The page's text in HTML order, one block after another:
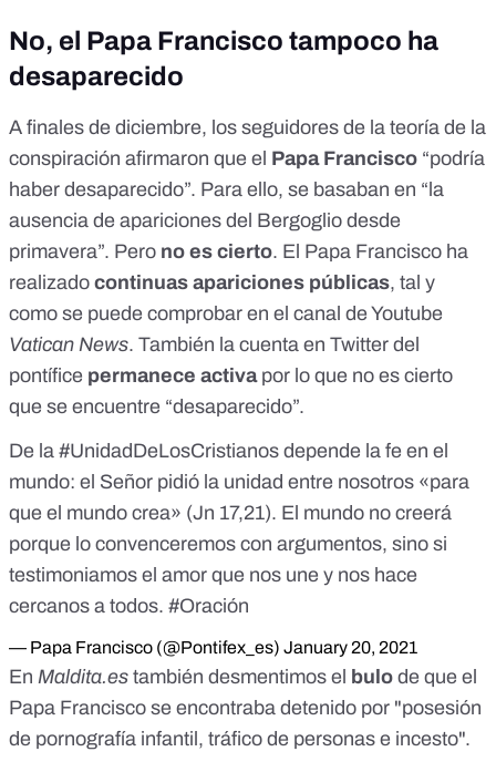
No, el Papa Francisco tampoco ha
desaparecido
A finales de diciembre, los seguidores de la teoría de la
conspiración afirmaron que el Papa Francisco “podría
haber desaparecido”. Para ello, se basaban en “la
ausencia de apariciones del Bergoglio desde
primavera”. Pero no es cierto. El Papa Francisco ha
realizado continuas apariciones públicas, tal y
como se puede comprobar en el canal de Youtube
Vatican News. También la cuenta en Twitter del
pontífice permanece activapor lo que no es cierto
que se encuentre “desaparecido”.
De la #UnidadDeLosCristianos depende la fe en el
mundo: el Señor pidió la unidad entre nosotros «para
que el mundo crea» (Jn 17,21). El mundo no creerá
porque lo convenceremos con argumentos, sino si
testimoniamos el amor que nos une y nos hace
cercanos a todos. #Oración
— Papa Francisco (@Pontifex_es) January 20, 2021
En Maldita.es también desmentimos el bulo de que el
Papa Francisco se encontraba detenido por "posesión
de pornografía infantil, tráfico de personas e incesto".